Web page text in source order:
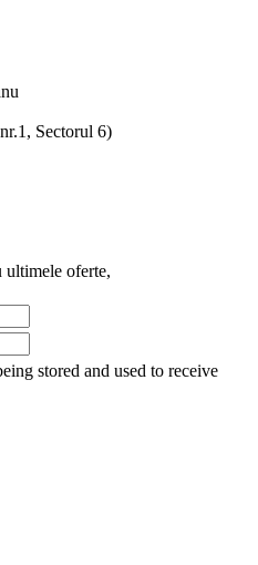
Sectorul 6)
ultimele oferte,
stored and used to receive